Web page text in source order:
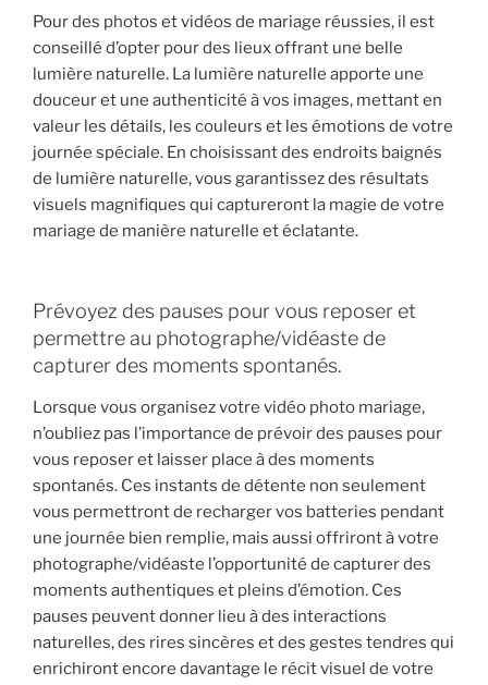
Pour des photos et vidéos de mariage réussies, il est
conseillé d’opter pour des lieux offrant une belle
lumière naturelle. La lumière naturelle apporte une
douceur et une authenticité à vos images, mettant en
valeur les détails, les couleurs et les émotions de votre
journée spéciale. En choisissant des endroits baignés
de lumière naturelle, vous garantissez des résultats
visuels magnifiques qui captureront la magie de votre
mariage de manière naturelle et éclatante.
Prévoyez des pauses pour vous reposer et
permettre au photographe/vidéaste de
capturer des moments spontanés.
Lorsque vous organisez votre vidéo photo mariage,
n’oubliez pas l’importance de prévoir des pauses pour
vous reposer et laisser place à des moments
spontanés. Ces instants de détente non seulement
vous permettront de recharger vos batteries pendant
une journée bien remplie, mais aussi offriront à votre
photographe/vidéaste l’opportunité de capturer des
moments authentiques et pleins d’émotion. Ces
pauses peuvent donner lieu à des interactions
naturelles, des rires sincères et des gestes tendres qui
enrichiront encore davantage le récit visuel de votre